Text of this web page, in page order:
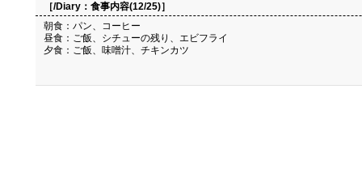
［/Diary： 食事内容(12/25)］
朝食：パン、コーヒー
昼食：ご飯、シチューの残り、エビフライ
夕食：ご飯、味噌汁、チキンカツ